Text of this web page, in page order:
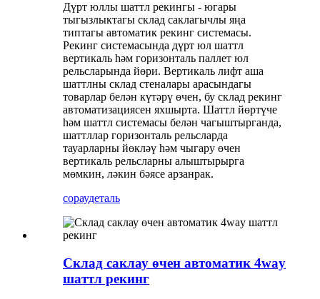
Дүрт юллы шаттл рекингы - югары
тыгызлыктагы склад саклагычлы яңа
типтагы автоматик рекинг системасы.
Рекинг системасында дүрт юл шаттл
вертикаль һәм горизонталь паллет юл
рельсларында йөри. Вертикаль лифт аша
шаттлны склад стеналары арасындагы
товарлар белән күтәрү өчен, бу склад рекинг
автоматизациясен яхшырта. Шаттл йөртүче
һәм шаттл системасы белән чагыштырганда,
шаттллар горизонталь рельсларда
тауарларны йөкләү һәм чыгару өчен
вертикаль рельсларны алыштырырга
мөмкин, ләкин бәясе арзанрак.
сораудеталь
Склад саклау өчен автоматик 4way
шаттл рекинг